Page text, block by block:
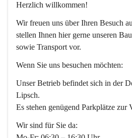
Herzlich willkommen!
Wir freuen uns über Ihren Besuch
stellen Ihnen hier gerne unseren
sowie Transport vor.
Wenn Sie uns besuchen möchten:
Unser Betrieb befindet sich in der
Lipsch.
Es stehen genügend Parkplätze zur
Wir sind für Sie da: